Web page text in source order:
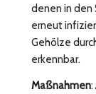
denen in den
erneut
Gehölze
erkennbar.
Maßnahmen: